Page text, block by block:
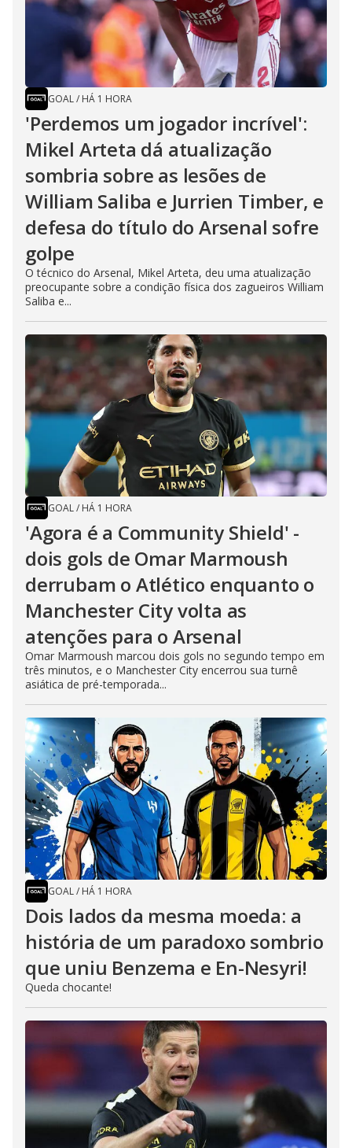
GOAL/ HÁ 1 HORA
'Perdemos um jogador incrível':
Mikel Arteta dá atualização
sombria sobre as lesões de
William Saliba e Jurrien Timber, e
defesa do título do Arsenal sofre
golpe
O técnico do Arsenal, Mikel Arteta, deu uma atualização
preocupante sobre a condição física dos zagueiros William
Saliba e...
GOAL/ HÁ 1 HORA
'Agora é a Community Shield' -
dois gols de Omar Marmoush
derrubam o Atlético enquanto o
Manchester City volta as
atenções para o Arsenal
Omar Marmoush marcou dois gols no segundo tempo em
três minutos, e o Manchester City encerrou sua turnê
asiática de pré-temporada...
GOAL/ HÁ 1 HORA
Dois lados da mesma moeda: a
história de um paradoxo sombrio
que uniu Benzema e En-Nesyri!
Queda chocante!